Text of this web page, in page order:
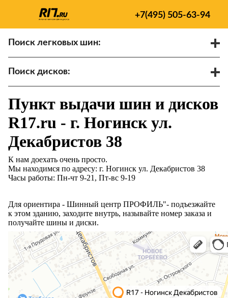
+7(495) 505-63-94
Поиск легковых шин:
Поиск дисков:
ET
Ступица
Найти
Пункт выдачи шин и дисков
R17.ru - г. Ногинск ул.
Декабристов 38
К нам доехать очень просто.
Мы находимся по адресу: г. Ногинск ул. Декабристов 38
Часы работы: Пн-чт 9-21, Пт-вс 9-19
Для ориентира - Шинный центр ПРОФИЛЬ"- подъезжайте
к этом зданию, заходите внутрь, называйте номер заказа и
получайте шины и диски.